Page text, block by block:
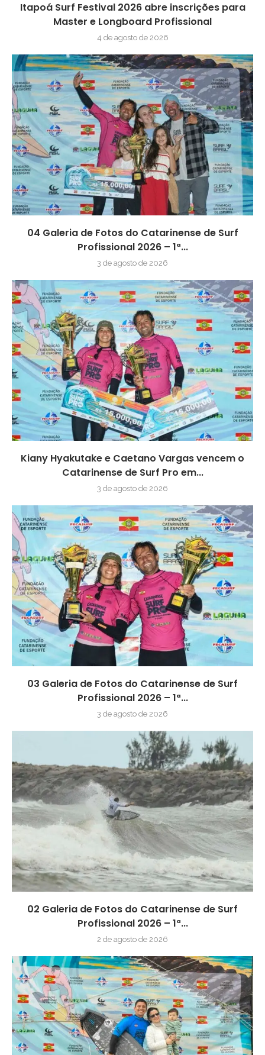
Itapoá Surf Festival 2026 abre inscrições para
Master e Longboard Profissional
4 de agosto de 2026
04 Galeria de Fotos do Catarinense de Surf
Profissional 2026 – 1ª...
3 de agosto de 2026
Kiany Hyakutake e Caetano Vargas vencem o
Catarinense de Surf Pro em...
3 de agosto de 2026
03 Galeria de Fotos do Catarinense de Surf
Profissional 2026 – 1ª...
3 de agosto de 2026
02 Galeria de Fotos do Catarinense de Surf
Profissional 2026 – 1ª...
2 de agosto de 2026